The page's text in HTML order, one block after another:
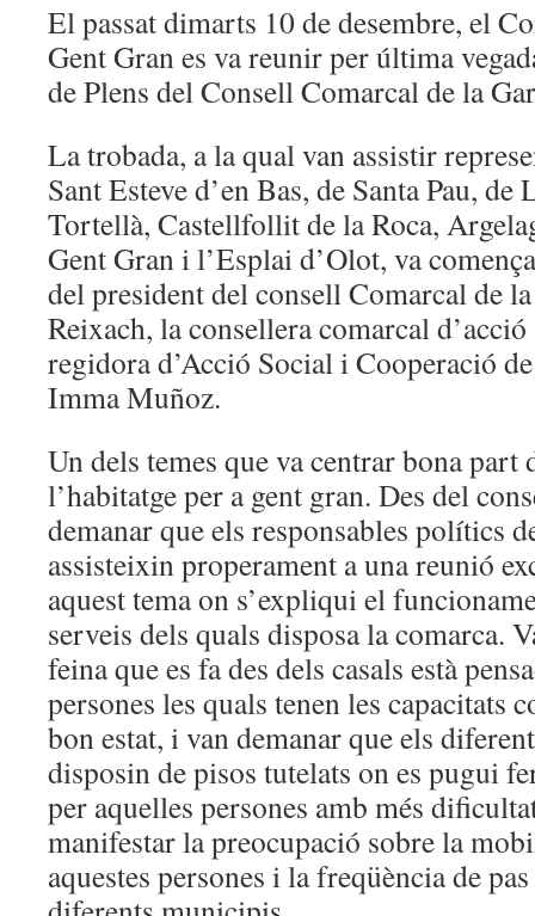
El passat dimarts 10 de desembre, el
Gent Gran es va reunir per última
de Plens del Consell Comarcal de la
La trobada, a la qual van assistir
Sant Esteve d’en Bas, de Santa Pau, de
Tortellà, Castellfollit de la Roca,
Gent Gran i l’Esplai d’Olot, va
del president del consell Comarcal de
Reixach, la consellera comarcal
regidora d’Acció Social i Cooperació
Imma Muñoz.
Un dels temes que va centrar bona part
l’habitatge per a gent gran. Des del
demanar que els responsables polítics
assisteixin properament a una reunió
aquest tema on s’expliqui el
serveis dels quals disposa la comarca.
feina que es fa des dels casals està
persones les quals tenen les capacitats
bon estat, i van demanar que els
disposin de pisos tutelats on es pugui
per aquelles persones amb més
manifestar la preocupació sobre la
aquestes persones i la freqüència de